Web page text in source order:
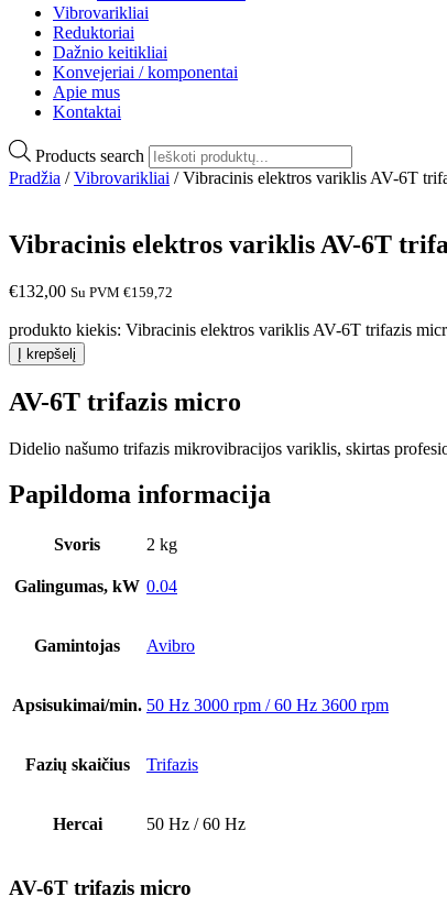
Vibrovarikliai
Reduktoriai
Dažnio keitikliai
Konvejeriai / komponentai
Apie mus
Kontaktai
Products search
Pradžia /Vibrovarikliai / Vibracinis elektros variklis AV-6T
Vibracinis elektros variklis AV-6T
€132,00 Su PVM €159,72
produkto kiekis: Vibracinis elektros variklis AV-6T trifazis
Į krepšelį
AV-6T trifazis micro
Didelio našumo trifazis mikrovibracijos variklis, skirtas
Papildoma informacija
Svoris 2 kg
Galingumas, kW 0.04
Gamintojas Avibro
Apsisukimai/min. 50 Hz 3000 rpm / 60 Hz 3600 rpm
Fazių skaičius Trifazis
Hercai 50 Hz / 60 Hz
AV-6T trifazis micro